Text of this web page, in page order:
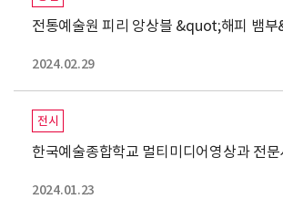
전통예술원 피리 앙상블 &quot;해피 뱀
2024.02.29
전시
한국예술종합학교 멀티미디어영상과 전
2024.01.23